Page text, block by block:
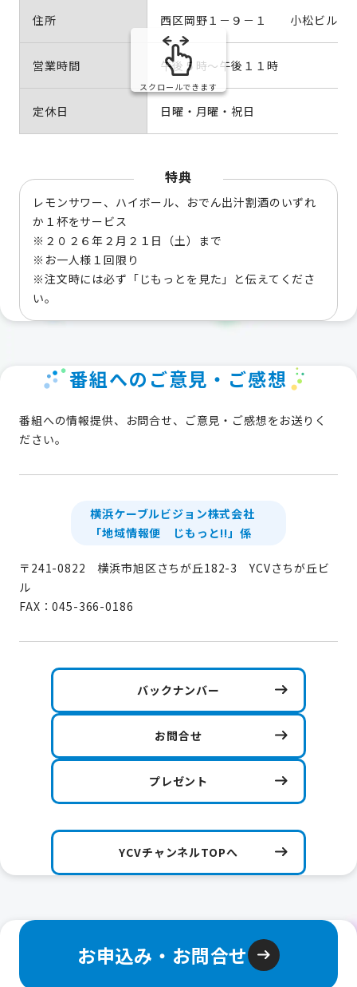
住所 西区岡野１－９－１ 小松ビル２
営業時間 午後５時～午後１１時
定休日 日曜・月曜・祝日
スクロールできます
特典
レモンサワー、ハイボール、おでん出汁割酒のいずれ
か１杯をサービス
※２０２６年２月２１日（土）まで
※お一人様１回限り
※注文時には必ず「じもっとを見た」と伝えてくださ
い。
番組へのご意見・ご感想
番組への情報提供、お問合せ、ご意見・ご感想をお送りく
ださい。
横浜ケーブルビジョン株式会社
「地域情報便 じもっと!!」係
〒241-0822 横浜市旭区さちが丘182-3 YCVさちが丘ビ
ル
FAX：045-366-0186
バックナンバー
お問合せ
プレゼント
YCVチャンネルTOPへ
お申込み・お問合せ